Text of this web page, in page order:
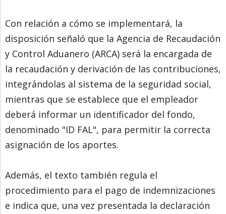
Con relación a cómo se implementará, la
disposición señaló que la Agencia de Recaudación
y Control Aduanero (ARCA) será la encargada de
la recaudación y derivación de las contribuciones,
integrándolas al sistema de la seguridad social,
mientras que se establece que el empleador
deberá informar un identificador del fondo,
denominado "ID FAL", para permitir la correcta
asignación de los aportes.
Además, el texto también regula el
procedimiento para el pago de indemnizaciones
e indica que, una vez presentada la declaración